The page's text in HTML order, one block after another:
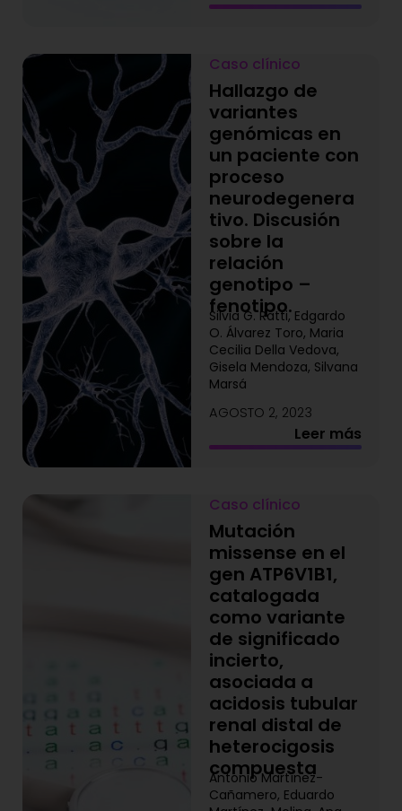
Caso clínico
Hallazgo de
variantes
genómicas en
un paciente con
proceso
neurodegenera
tivo. Discusión
sobre la
relación
genotipo –
fenotipo.
Silvia G. Ratti, Edgardo
O. Álvarez Toro, Maria
Cecilia Della Vedova,
Gisela Mendoza, Silvana
Marsá
AGOSTO 2, 2023
Leer más
Caso clínico
Mutación
missense en el
gen ATP6V1B1,
catalogada
como variante
de significado
incierto,
asociada a
acidosis tubular
renal distal de
heterocigosis
compuesta
Antonio Martínez-
Cañamero, Eduardo